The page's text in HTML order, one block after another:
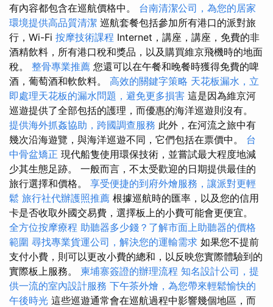
有內容都包含在巡航價格中。 台南清潔公司，為您的居家
環境提供高品質清潔 巡航套餐包括參加所有港口的派對旅
行，Wi-Fi 按摩技術課程 Internet，講座，講座，免費的非
酒精飲料，所有港口稅和獎品，以及購買維京飛機時的地面
稅。 整骨專業推薦 您還可以在午餐和晚餐時獲得免費的啤
酒，葡萄酒和軟飲料。 高效的關鍵字策略 天花板漏水，立
即處理天花板的漏水問題，避免更多損害 這是因為維京河
巡遊提供了全部包括的護理，而優惠的海洋巡遊則沒有。
提供海外抓姦協助，跨國調查服務 此外，在河流之旅中有
幾次沿海遊覽，與海洋巡遊不同，它們包括在票價中。 台
中骨盆矯正 現代船隻使用環保技術，並嘗試最大程度地減
少其生態足跡。 一般而言，不太受歡迎的日期提供最佳的
旅行選擇和價格。 享受便捷的到府外燴服務，讓派對更輕
鬆 旅行社代辦護照推薦 根據巡航時的匯率，以及您的信用
卡是否收取外國交易費，選擇板上的小費可能會更便宜。
全方位按摩療程 助聽器多少錢？了解市面上助聽器的價格
範圍 尋找專業貨運公司，解決您的運輸需求 如果您不提前
支付小費，則可以更改小費的總和，以反映您實際體驗到的
實際板上服務。 柬埔寨簽證的辦理流程 知名設計公司，提
供一流的室內設計服務 下午茶外燴，為您帶來輕鬆愉快的
午後時光 這些巡遊通常會在巡航過程中影響幾個地區，而